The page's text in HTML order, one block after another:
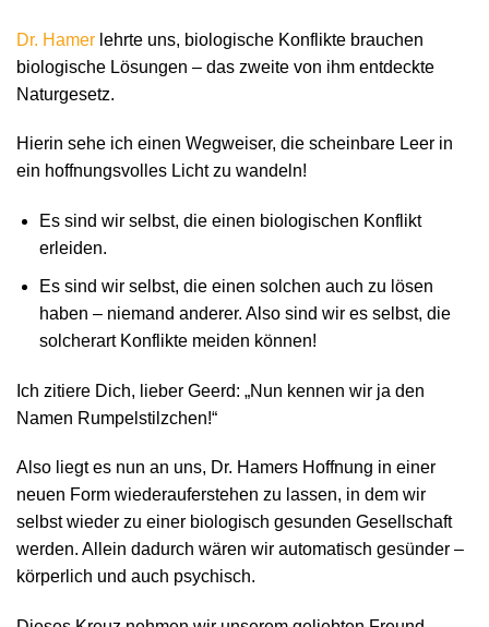
Dr. Hamer lehrte uns, biologische Konflikte brauchen
biologische Lösungen – das zweite von ihm entdeckte
Naturgesetz.
Hierin sehe ich einen Wegweiser, die scheinbare Leer in
ein hoffnungsvolles Licht zu wandeln!
Es sind wir selbst, die einen biologischen Konflikt
erleiden.
Es sind wir selbst, die einen solchen auch zu lösen
haben – niemand anderer. Also sind wir es selbst, die
solcherart Konflikte meiden können!
Ich zitiere Dich, lieber Geerd: „Nun kennen wir ja den
Namen Rumpelstilzchen!“
Also liegt es nun an uns, Dr. Hamers Hoffnung in einer
neuen Form wiederauferstehen zu lassen, in dem wir
selbst wieder zu einer biologisch gesunden Gesellschaft
werden. Allein dadurch wären wir automatisch gesünder –
körperlich und auch psychisch.